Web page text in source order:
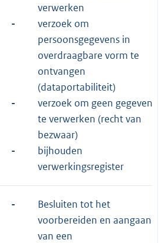
verwerken
-
verzoek om
persoonsgegevens in
overdraagbare vorm te
ontvangen
(dataportabiliteit)
-
verzoek om geen gegevens
te verwerken (recht van
bezwaar)
-
bijhouden
verwerkingsregister
-
Besluiten tot het
voorbereiden en aangaan
van een